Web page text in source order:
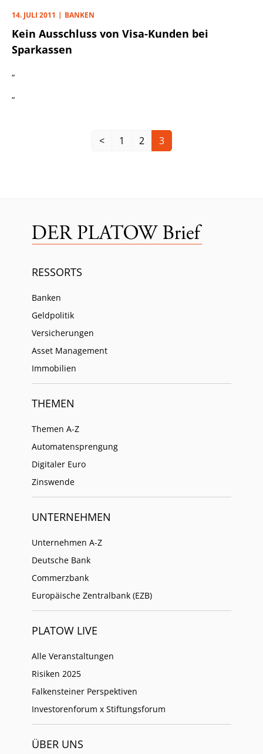
14. JULI 2011 BANKEN
Kein Ausschluss von Visa-Kunden bei
Sparkassen
„
„
< 1 2 3
RESSORTS
Banken
Geldpolitik
Versicherungen
Asset Management
Immobilien
THEMEN
Themen A-Z
Automatensprengung
Digitaler Euro
Zinswende
UNTERNEHMEN
Unternehmen A-Z
Deutsche Bank
Commerzbank
Europäische Zentralbank (EZB)
PLATOW LIVE
Alle Veranstaltungen
Risiken 2025
Falkensteiner Perspektiven
Investorenforum x Stiftungsforum
ÜBER UNS